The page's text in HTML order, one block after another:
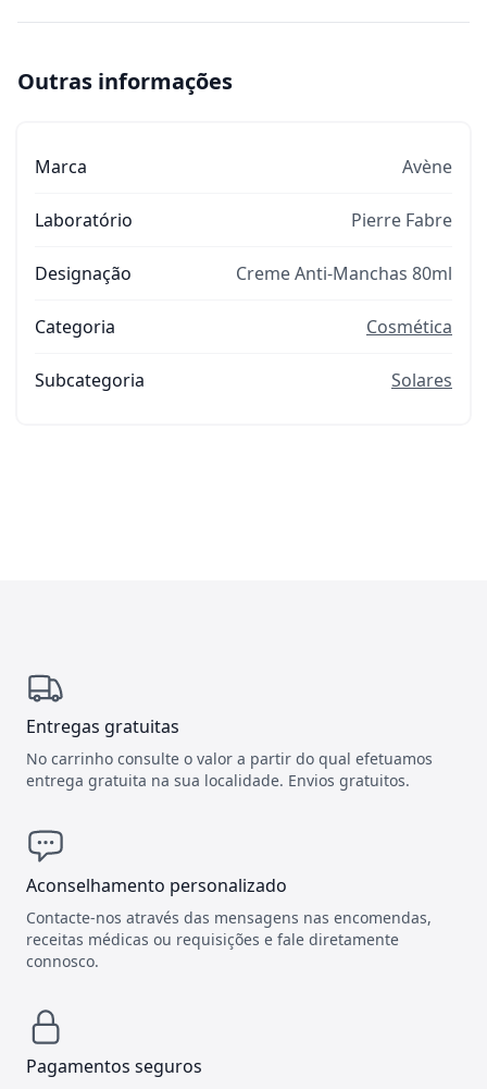
Outras informações
Marca Avène
Laboratório Pierre Fabre
Designação Creme Anti-Manchas 80ml
Categoria Cosmética
Subcategoria Solares
Entregas gratuitas
No carrinho consulte o valor a partir do qual efetuamos
entrega gratuita na sua localidade. Envios gratuitos.
Aconselhamento personalizado
Contacte-nos através das mensagens nas encomendas,
receitas médicas ou requisições e fale diretamente
connosco.
Pagamentos seguros